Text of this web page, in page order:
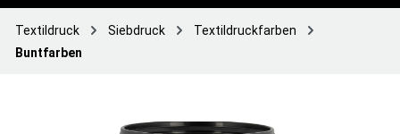
Textildruck Siebdruck
Textildruckfarben
Buntfarben